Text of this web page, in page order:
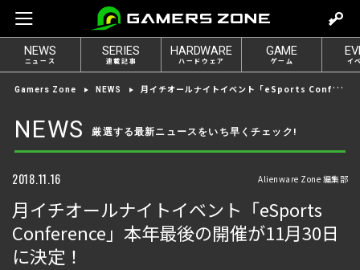
e
t
o
g
n
NEWS
ニュース
SERIES
連載記事
HARDWARE
ハードウェア
GAME
ゲーム イ
Gamers Zone NEWS 月イチオールナイトイベント「eSports Conference」本年最後の開催が11月30日に決定！
NEWS 厳選する最新ニュースをいち早くチェック!
2018.11.16 Alienware Zone 編集部
月イチオールナイトイベント「eSports
Conference」本年最後の開催が11月30日
に決定！